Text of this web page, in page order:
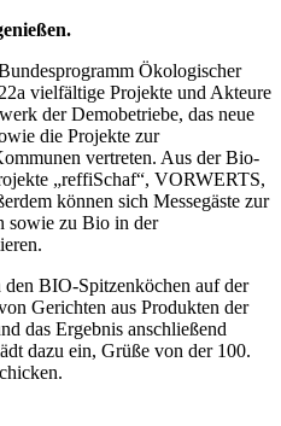
Ökologischer
vielfältige Projekte und Akteure
der Demobetriebe, das neue
die Projekte zur
vertreten. Aus der Bio-
„reffiSchaf“, VORWERTS,
können sich Messegäste zur
sowie zu Bio in der
BIO-Spitzenköchen auf der
Gerichten aus Produkten der
das Ergebnis anschließend
dazu ein, Grüße von der 100.